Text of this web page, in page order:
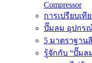
Compressor
การเปรียบเ
ปั๊มลม อุปกร
5 มาตราฐาน
รู้จักกับ “ปั๊มล